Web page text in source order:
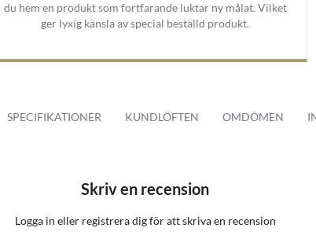
du hem en produkt som fortfarande luktar ny målat. Vilket
ger lyxig känsla av special beställd produkt.
SPECIFIKATIONER KUNDLÖFTEN OMDÖMEN
Skriv en recension
Logga in eller registrera digför att skriva en recension